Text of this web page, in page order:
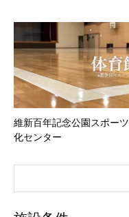
維新百年記念公園スポー
化センター